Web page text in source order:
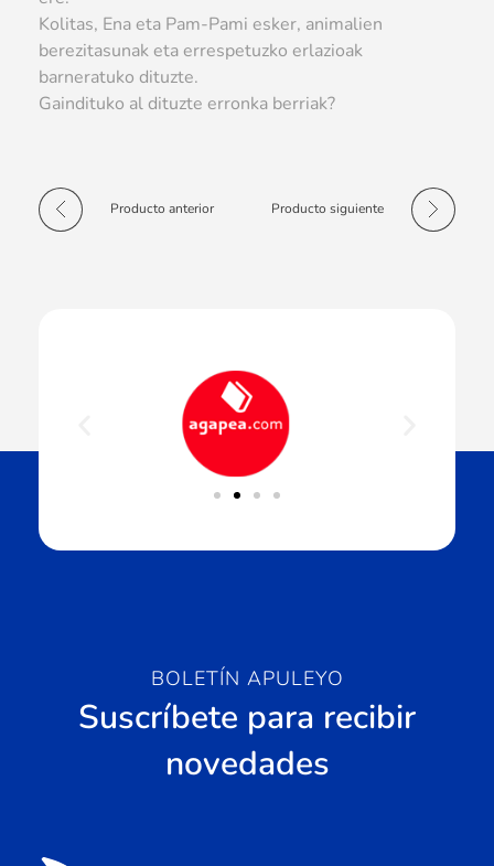
Kolitas, Ena eta Pam-Pami esker, animalien
berezitasunak eta errespetuzko erlazioak
barneratuko dituzte.
Gaindituko al dituzte erronka berriak?
Producto anterior Producto siguiente
BOLETÍN APULEYO
Suscríbete para recibir
novedades